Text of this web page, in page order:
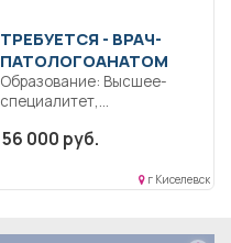
ТРЕБУЕТСЯ - ВРАЧ-
ПАТОЛОГОАНАТОМ
Образование: Высшее-
специалитет,
Коммуникабельность.
Выполнение должностных
56 000 руб.
г Киселевск